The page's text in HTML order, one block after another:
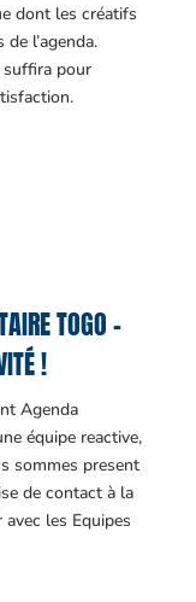
dont les créatifs
l’agenda.
suffira pour
TOGO –
!
Agenda
équipe reactive,
sommes present
de contact à la
les Equipes